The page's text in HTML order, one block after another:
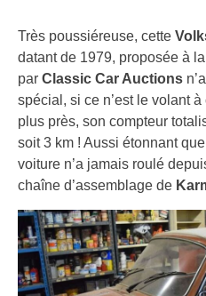
Très poussiéreuse, cette
datant de 1979, proposée à
par Classic Car Auctions
spécial, si ce n’est le volant
plus près, son compteur
soit 3 km ! Aussi étonnant
voiture n’a jamais roulé
chaîne d’assemblage de